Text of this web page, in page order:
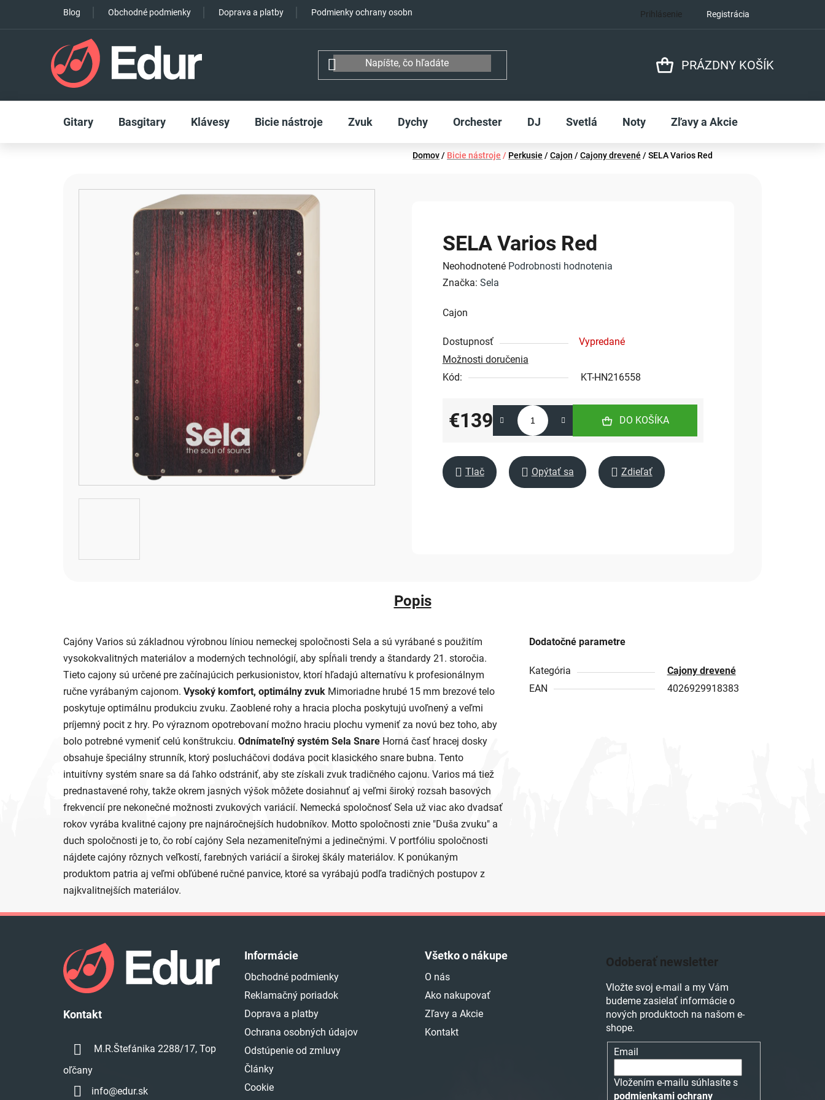
obsah
Blog Obchodné podmienky Doprava a platby Podmienky ochrany osobných údajov Prihlásenie Registrácia
PRÁZDNY KOŠÍK
Gitary Basgitary Klávesy Bicie nástroje Zvuk Dychy Orchester DJ Svetlá Noty Zľavy a Akcie
Domov/ Bicie nástroje / Perkusie /Cajon /Cajony drevené /SELA Varios Red
SELA Varios Red
Priemerné
hodnotenie
je
z
5
hviezdičiek.
Neohodnotené Podrobnosti hodnotenia
Značka: Sela
Cajon
Dostupnosť
Vypredané
Možnosti doručenia
Kód:
KT-HN216558
€139
Jednotková cena:
DO KOŠÍKA
Tlač Opýtať sa Zdieľať
Popis
Cajóny Varios sú základnou výrobnou líniou nemeckej spoločnosti Sela a sú vyrábané s použitím
vysokokvalitných materiálov a moderných technológií, aby spĺňali trendy a štandardy 21. storočia.
Tieto cajony sú určené pre začínajúcich perkusionistov, ktorí hľadajú alternatívu k profesionálnym
ručne vyrábaným cajonom. Vysoký komfort, optimálny zvuk Mimoriadne hrubé 15 mm brezové telo
poskytuje optimálnu produkciu zvuku. Zaoblené rohy a hracia plocha poskytujú uvoľnený a veľmi
príjemný pocit z hry. Po výraznom opotrebovaní možno hraciu plochu vymeniť za novú bez toho, aby
bolo potrebné vymeniť celú konštrukciu. Odnímateľný systém Sela Snare Horná časť hracej dosky
obsahuje špeciálny strunník, ktorý poslucháčovi dodáva pocit klasického snare bubna. Tento
intuitívny systém snare sa dá ľahko odstrániť, aby ste získali zvuk tradičného cajonu. Varios má tiež
prednastavené rohy, takže okrem jasných výšok môžete dosiahnuť aj veľmi široký rozsah basových
frekvencií pre nekonečné možnosti zvukových variácií. Nemecká spoločnosť Sela už viac ako dvadsať
rokov vyrába kvalitné cajony pre najnáročnejších hudobníkov. Motto spoločnosti znie "Duša zvuku" a
duch spoločnosti je to, čo robí cajóny Sela nezameniteľnými a jedinečnými. V portfóliu spoločnosti
nájdete cajóny rôznych veľkostí, farebných variácií a širokej škály materiálov. K ponúkaným
produktom patria aj veľmi obľúbené ručné panvice, ktoré sa vyrábajú podľa tradičných postupov z
najkvalitnejších materiálov.
Dodatočné parametre
Kategória
Cajony drevené
EAN
4026929918383
Kontakt
M.R.Štefánika 2288/17, Top
oľčany
info@edur.sk
Informácie
Obchodné podmienky
Reklamačný poriadok
Doprava a platby
Ochrana osobných údajov
Odstúpenie od zmluvy
Články
Cookie
Všetko o nákupe
O nás
Ako nakupovať
Zľavy a Akcie
Kontakt
Odoberať newsletter
Vložte svoj e-mail a my Vám
budeme zasielať informácie o
nových produktoch na našom e-
shope.
Email
Vložením e-mailu súhlasíte s
podmienkami ochrany